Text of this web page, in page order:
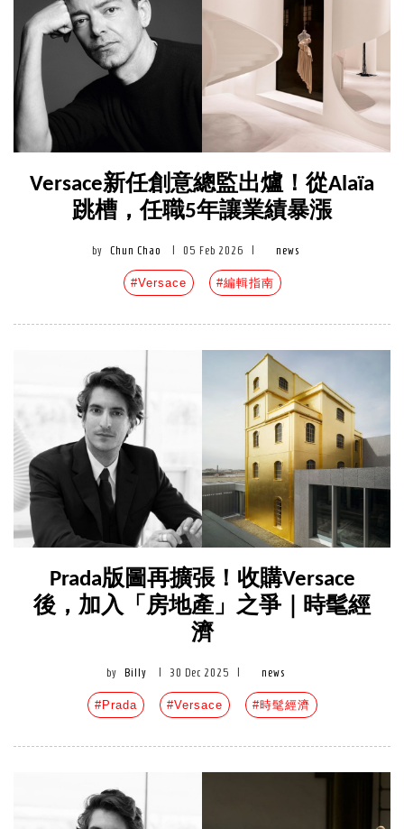
Versace新任創意總監出爐！從Alaïa
跳槽，任職5年讓業績暴漲
by Chun Chao 05 Feb 2026 news
#Versace #編輯指南
Prada版圖再擴張！收購Versace
後，加入「房地產」之爭｜時髦經
濟
by Billy 30 Dec 2025 news
#Prada #Versace #時髦經濟